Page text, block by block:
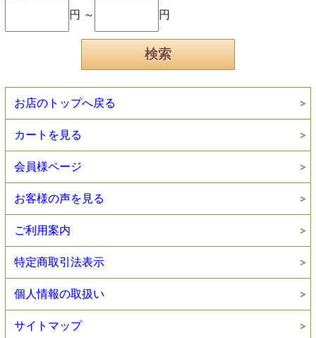
円 ～
円
お店のトップへ戻る
カートを見る
会員様ページ
お客様の声を見る
ご利用案内
特定商取引法表示
個人情報の取扱い
サイトマップ